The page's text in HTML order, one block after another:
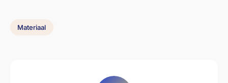
Materiaal